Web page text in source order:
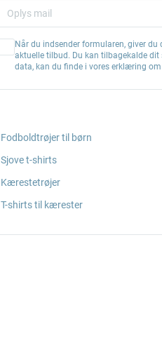
Når du indsender formularen, giver
aktuelle tilbud. Du kan tilbagekalde
data, kan du finde i vores erklæring om
Fodboldtrøjer til børn
Sjove t-shirts
Kærestetrøjer
T-shirts til kærester